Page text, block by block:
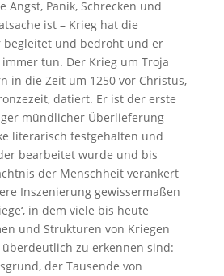
Angst, Panik, Schrecken und
ist – Krieg hat die
begleitet und bedroht und er
tun. Der Krieg um Troja
in die Zeit um 1250 vor Christus,
datiert. Er ist der erste
mündlicher Überlieferung
literarisch festgehalten und
bearbeitet wurde und bis
der Menschheit verankert
Inszenierung gewissermaßen
in dem viele bis heute
und Strukturen von Kriegen
zu erkennen sind:
der Tausende von